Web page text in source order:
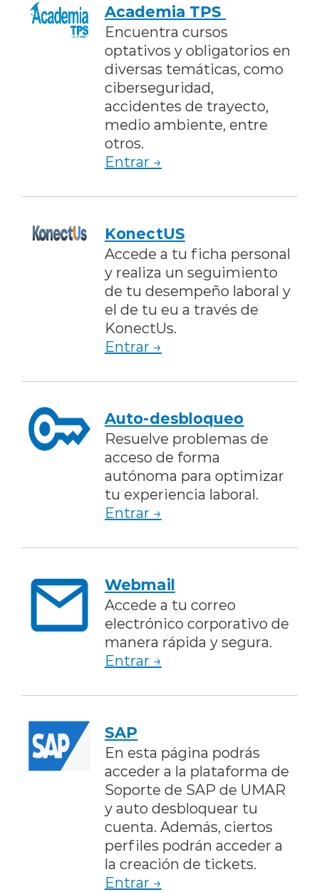
Academia TPS
Encuentra cursos
optativos y obligatorios en
diversas temáticas, como
ciberseguridad,
accidentes de trayecto,
medio ambiente, entre
otros.
Entrar →
KonectUS
Accede a tu ficha personal
y realiza un seguimiento
de tu desempeño laboral y
el de tu eu a través de
KonectUs.
Entrar →
Auto-desbloqueo
Resuelve problemas de
acceso de forma
autónoma para optimizar
tu experiencia laboral.
Entrar →
Webmail
Accede a tu correo
electrónico corporativo de
manera rápida y segura.
Entrar →
SAP
En esta página podrás
acceder a la plataforma de
Soporte de SAP de UMAR
y auto desbloquear tu
cuenta. Además, ciertos
perfiles podrán acceder a
la creación de tickets.
Entrar →